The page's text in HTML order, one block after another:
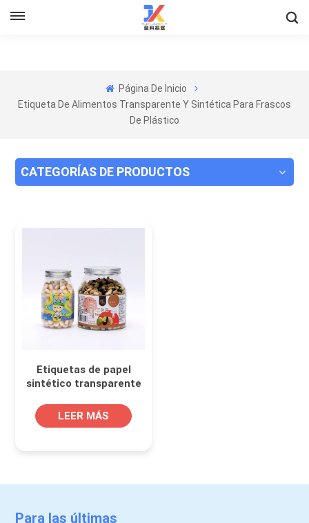
Página De Inicio
Etiqueta De Alimentos Transparente Y Sintética Para Frascos
De Plástico
CATEGORÍAS DE PRODUCTOS
Etiquetas de papel
sintético transparente
plástico PET.
LEER MÁS
Para las últimas